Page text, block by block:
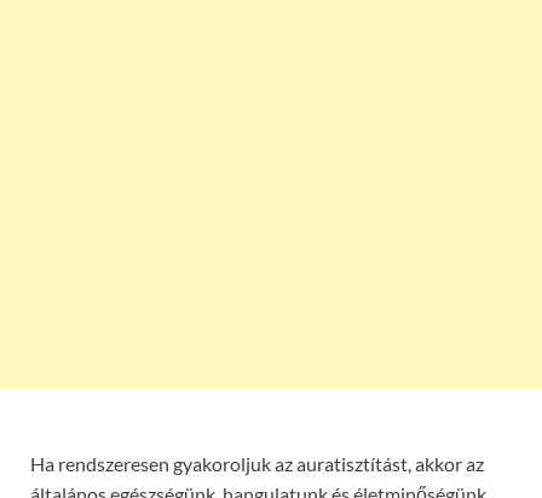
Ha rendszeresen gyakoroljuk az auratisztítást, akkor az